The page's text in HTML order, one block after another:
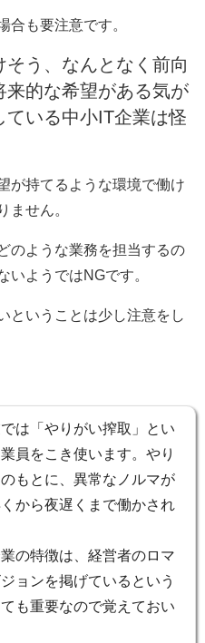
合も要注意です。
う、なんとなく前向
来的な希望がある気が
いる中小IT企業は怪
が持てるような環境で働け
ません。
のような業務を担当するの
いようではNGです。
ということは少し注意をし
は「やりがい搾取」とい
員をこき使います。やり
もとに、異常なノルマが
から夜遅くまで働かされ
の特徴は、経営者のロマ
ョンを掲げているという
も重要なので覚えておい